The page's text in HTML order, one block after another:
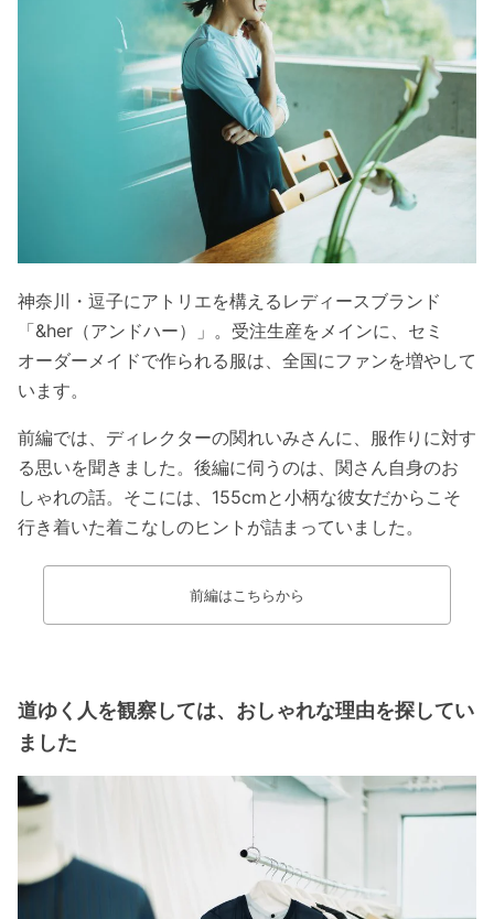
神奈川・逗子にアトリエを構えるレディースブランド
「&her（アンドハー）」。受注生産をメインに、セミ
オーダーメイドで作られる服は、全国にファンを増やして
います。
前編では、ディレクターの関れいみさんに、服作りに対す
る思いを聞きました。後編に伺うのは、関さん自身のお
しゃれの話。そこには、155cmと小柄な彼女だからこそ
行き着いた着こなしのヒントが詰まっていました。
前編はこちらから
道ゆく人を観察しては、おしゃれな理由を探してい
ました